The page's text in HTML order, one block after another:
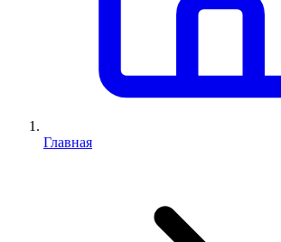
Главная